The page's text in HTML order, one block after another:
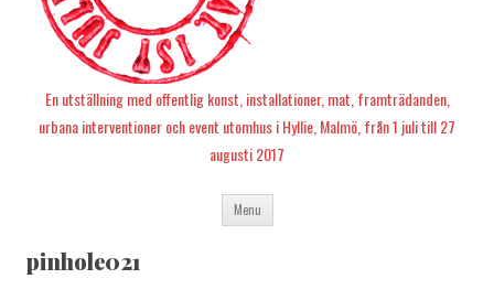
En utställning med offentlig konst, installationer, mat, framträdanden,
urbana interventioner och event utomhus i Hyllie, Malmö, från 1 juli till 27
augusti 2017
Menu Skip
content
pinhole021